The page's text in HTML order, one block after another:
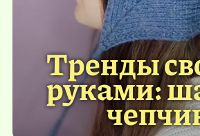
Тренды
руками: